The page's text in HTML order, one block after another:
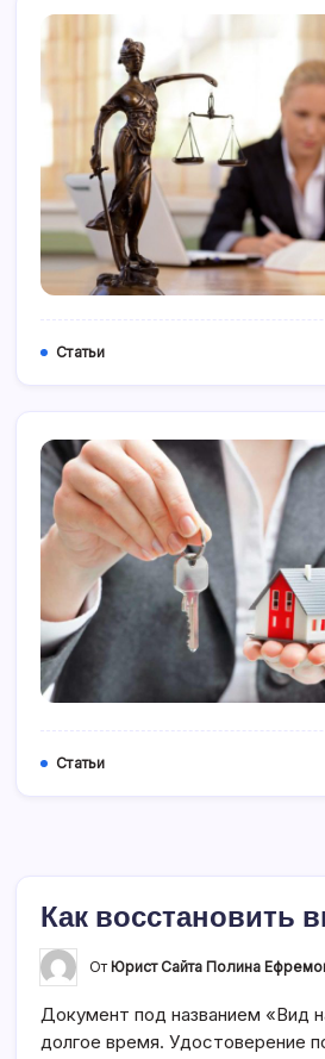
Статьи
Статьи
Как восстановить
От Юрист Сайта Полина
Документ под названием «Вид
долгое время. Удостоверение